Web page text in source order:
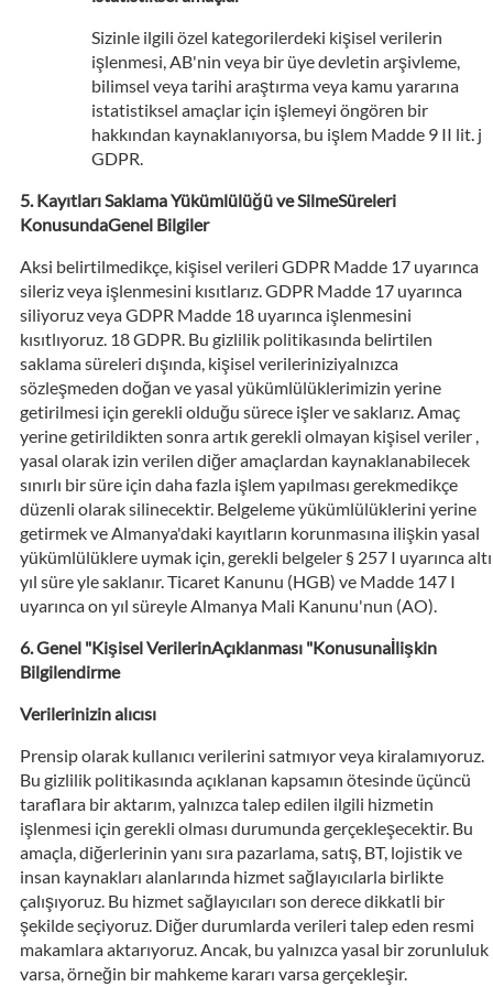
Sizinle ilgili özel kategorilerdeki kişisel verilerin
işlenmesi, AB'nin veya bir üye devletin arşivleme,
bilimsel veya tarihi araştırma veya kamu yararına
istatistiksel amaçlar için işlemeyi öngören bir
hakkından kaynaklanıyorsa, bu işlem Madde 9 II lit. j
GDPR.
Kayıtları Saklama Yükümlülüğü ve SilmeSüreleri
KonusundaGenel Bilgiler
Aksi belirtilmedikçe, kişisel verileri GDPR Madde 17 uyarınca
sileriz veya işlenmesini kısıtlarız. GDPR Madde 17 uyarınca
siliyoruz veya GDPR Madde 18 uyarınca işlenmesini
kısıtlıyoruz. 18 GDPR. Bu gizlilik politikasında belirtilen
saklama süreleri dışında, kişisel verileriniziyalnızca
sözleşmeden doğan ve yasal yükümlülüklerimizin yerine
getirilmesi için gerekli olduğu sürece işler ve saklarız. Amaç
yerine getirildikten sonra artık gerekli olmayan kişisel veriler ,
yasal olarak izin verilen diğer amaçlardan kaynaklanabilecek
sınırlı bir süre için daha fazla işlem yapılması gerekmedikçe
düzenli olarak silinecektir. Belgeleme yükümlülüklerini yerine
getirmek ve Almanya'daki kayıtların korunmasına ilişkin yasal
yükümlülüklere uymak için, gerekli belgeler § 257 I uyarınca altı
yıl süre yle saklanır. Ticaret Kanunu (HGB) ve Madde 147 I
uyarınca on yıl süreyle Almanya Mali Kanunu'nun (AO).
Genel "Kişisel VerilerinAçıklanması "Konusunaİlişkin
Bilgilendirme
Verilerinizin alıcısı
Prensip olarak kullanıcı verilerini satmıyor veya kiralamıyoruz.
Bu gizlilik politikasında açıklanan kapsamın ötesinde üçüncü
taraflara bir aktarım, yalnızca talep edilen ilgili hizmetin
işlenmesi için gerekli olması durumunda gerçekleşecektir. Bu
amaçla, diğerlerinin yanı sıra pazarlama, satış, BT, lojistik ve
insan kaynakları alanlarında hizmet sağlayıcılarla birlikte
çalışıyoruz. Bu hizmet sağlayıcıları son derece dikkatli bir
şekilde seçiyoruz. Diğer durumlarda verileri talep eden resmi
makamlara aktarıyoruz. Ancak, bu yalnızca yasal bir zorunluluk
varsa, örneğin bir mahkeme kararı varsa gerçekleşir.